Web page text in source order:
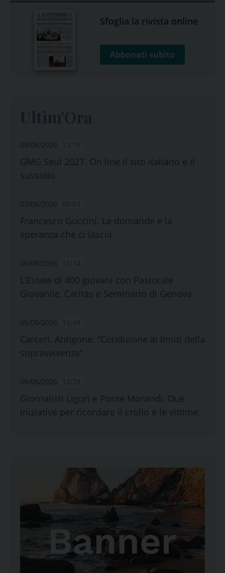
Sfoglia la rivista online
Abbonati subito
08/08/2026
GMG Seul 2027. On line il sito italiano e il
sussidio
07/08/2026
Francesco Guccini. Le domande e la
speranza che ci lascia
06/08/2026
L’Estate di 400 giovani con Pastorale
Giovanile, Caritas e Seminario di Genova
05/08/2026
Carceri. Antigone: “Condizione ai limiti della
sopravvivenza”
05/08/2026
Giornalisti Liguri e Ponte Morandi. Due
iniziative per ricordare il crollo e le vittime